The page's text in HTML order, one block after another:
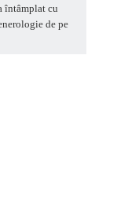
întâmplat cu
de pe